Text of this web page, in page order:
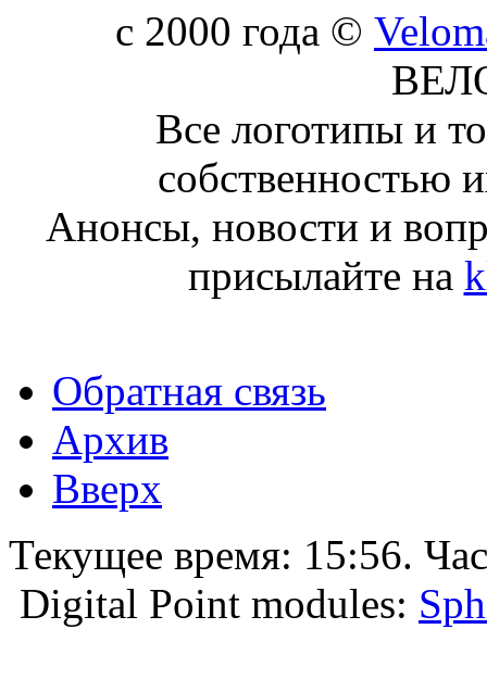
c 2000 года ©
Все логотипы и
собственностью
Анонсы, новости и
присылайте на
Обратная связь
Архив
Вверх
Текущее время: 15:56.
Digital Point modules: